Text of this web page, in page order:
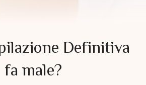
Definitiva
fa male?